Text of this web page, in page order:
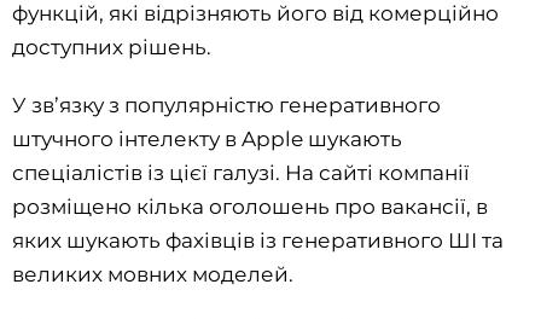
функцій, які відрізняють його від комерційно
доступних рішень.
У зв’язку з популярністю генеративного
штучного інтелекту в Apple шукають
спеціалістів із цієї галузі. На сайті компанії
розміщено кілька оголошень про вакансії, в
яких шукають фахівців із генеративного ШІ та
великих мовних моделей.